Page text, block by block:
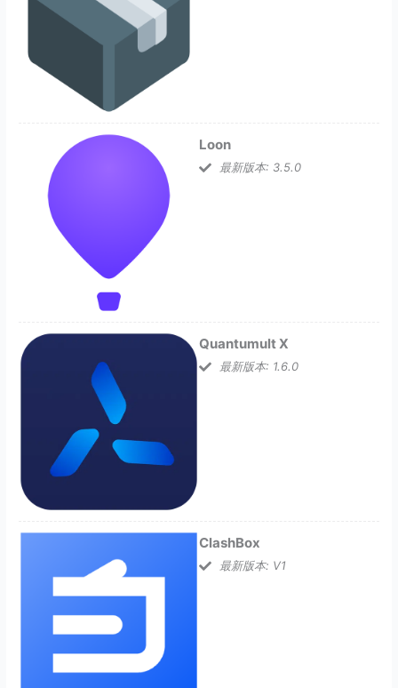
Loon
最新版本: 3.5.0
Quantumult X
最新版本: 1.6.0
ClashBox
最新版本: V1